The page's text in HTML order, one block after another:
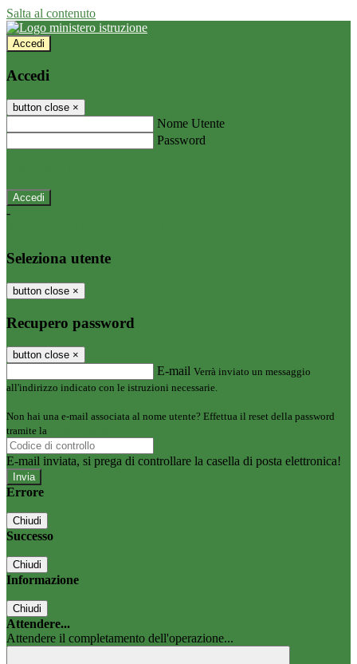
Salta al contenuto
Accedi
Accedi
button close ×
Nome Utente
Password
-
Seleziona utente
button close ×
Recupero password
button close ×
E-mail Verrà inviato un messaggio
all'indirizzo indicato con le istruzioni necessarie.
Non hai una e-mail associata al nome utente? Effettua il reset della password
tramite la
E-mail inviata, si prega di controllare la casella di posta elettronica!
Errore
Chiudi
Successo
Chiudi
Informazione
Chiudi
Attendere...
Attendere il completamento dell'operazione...